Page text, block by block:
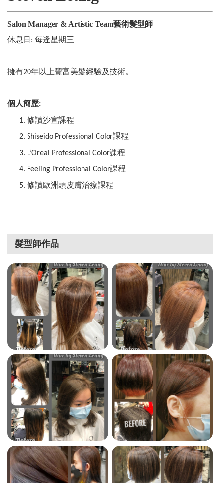
Salon Manager & Artistic Team藝術髮型師
休息日 : 每逄星期三
擁有20年以上豐富美髮經驗及技術。
個人簡歷:
1. 修讀沙宣課程
2. Shiseido Professional Color課程
3. L’Oreal Professional Color課程
4. Feeling Professional Color課程
5. 修讀歐洲頭皮膚治療課程
髮型師作品